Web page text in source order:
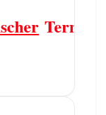
Termin